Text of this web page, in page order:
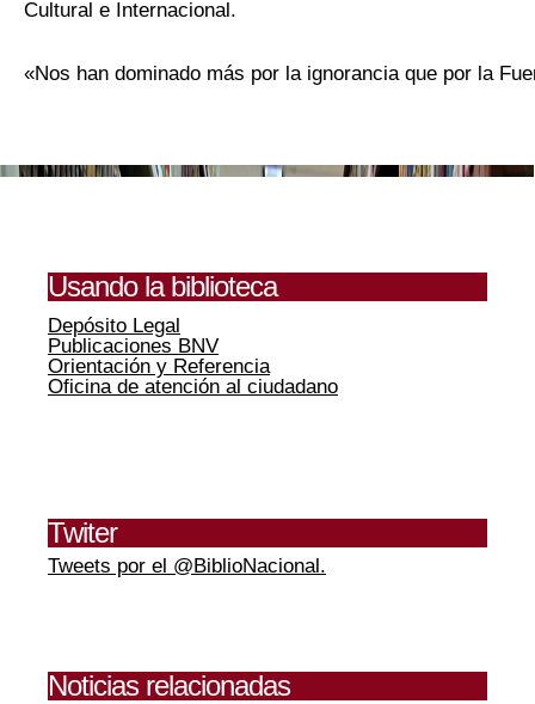
Cultural e Internacional.
«Nos han dominado más por la ignorancia que por la
Usando la biblioteca
Depósito Legal
Publicaciones BNV
Orientación y Referencia
Oficina de atención al ciudadano
Twiter
Tweets por el @BiblioNacional.
Noticias relacionadas